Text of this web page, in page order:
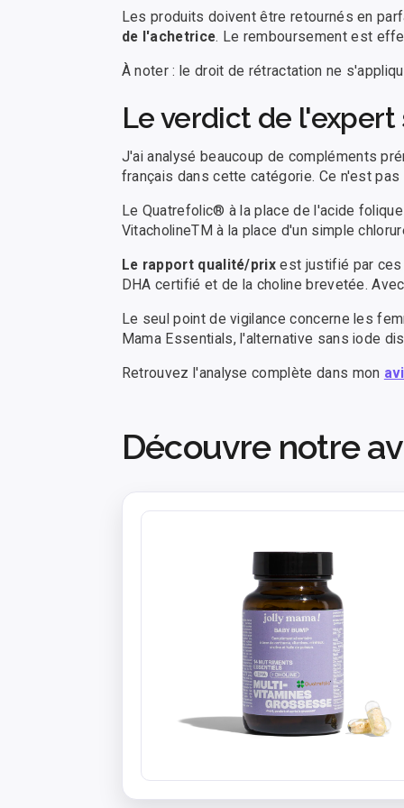
Les produits doivent être retournés en
de l'achetrice. Le remboursement est
À noter : le droit de rétractation ne
Le verdict de l'expert
J'ai analysé beaucoup de compléments
français dans cette catégorie. Ce n'est
Le Quatrefolic® à la place de l'acide
VitacholineTM à la place d'un simple
Le rapport qualité/prix est justifié par ces
DHA certifié et de la choline brevetée.
Le seul point de vigilance concerne les
Mama Essentials, l'alternative sans iode
Retrouvez l'analyse complète dans mon
Découvre notre